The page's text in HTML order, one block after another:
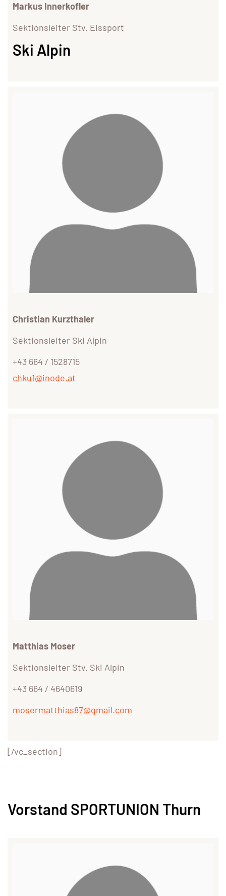
Markus Innerkofler
Sektionsleiter Stv. Eissport
Ski Alpin
Christian Kurzthaler
Sektionsleiter Ski Alpin
+43 664 / 1528715
chku1@inode.at
Matthias Moser
Sektionsleiter Stv. Ski Alpin
+43 664 / 4640619
mosermatthias87@gmail.com
[/vc_section]
Vorstand SPORTUNION Thurn